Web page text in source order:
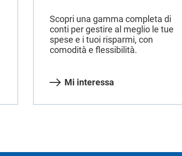
Scopri una gamma completa di
conti per gestire al meglio le tue
spese e i tuoi risparmi, con
comodità e flessibilità.
Mi interessa